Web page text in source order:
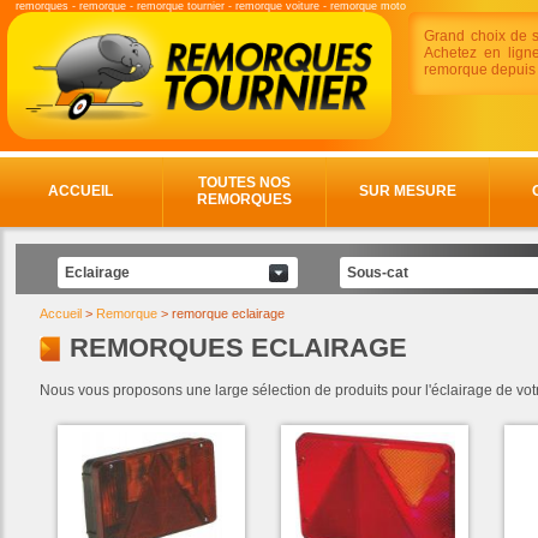
remorques -remorque -remorque tournier -remorque voiture -remorque moto
Grand choix de
Achetez en
remorque
ACCUEIL
TOUTES NOS
REMORQUES
SUR MESURE
Eclairage Sous-cat
Accueil > Remorque >remorque eclairage
REMORQUES ECLAIRAGE
Nous vous proposons une large sélection de produits pour l'éclairage de